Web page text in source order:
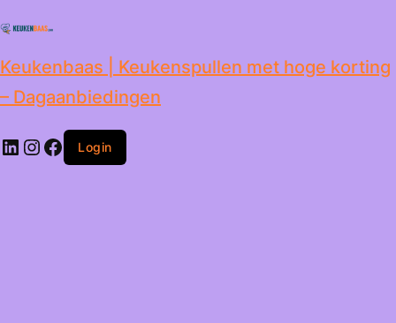
inhoud
Keukenbaas | Keukenspullen met hoge korting
– Dagaanbiedingen
Login